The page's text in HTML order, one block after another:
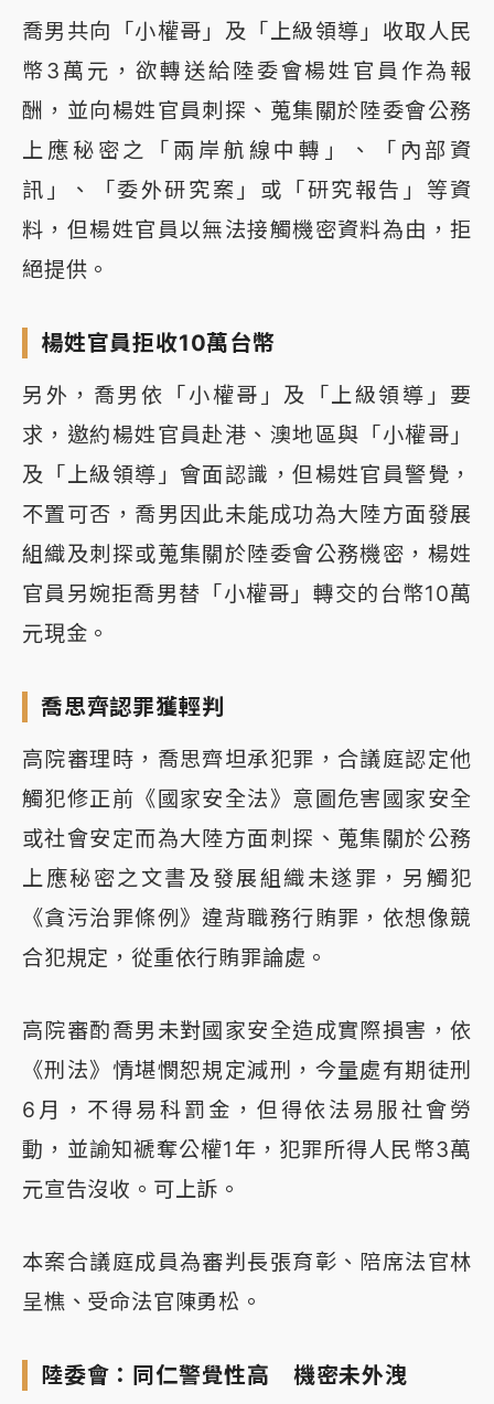
喬男共向「小權哥」及「上級領導」收取人民
幣3萬元，欲轉送給陸委會楊姓官員作為報
酬，並向楊姓官員刺探、蒐集關於陸委會公務
上應秘密之「兩岸航線中轉」、「內部資
訊」、「委外研究案」或「研究報告」等資
料，但楊姓官員以無法接觸機密資料為由，拒
絕提供。
楊姓官員拒收10萬台幣
另外，喬男依「小權哥」及「上級領導」要
求，邀約楊姓官員赴港、澳地區與「小權哥」
及「上級領導」會面認識，但楊姓官員警覺，
不置可否，喬男因此未能成功為大陸方面發展
組織及刺探或蒐集關於陸委會公務機密，楊姓
官員另婉拒喬男替「小權哥」轉交的台幣10萬
元現金。
喬思齊認罪獲輕判
高院審理時，喬思齊坦承犯罪，合議庭認定他
觸犯修正前《國家安全法》意圖危害國家安全
或社會安定而為大陸方面刺探、蒐集關於公務
上應秘密之文書及發展組織未遂罪，另觸犯
《貪污治罪條例》違背職務行賄罪，依想像競
合犯規定，從重依行賄罪論處。
高院審酌喬男未對國家安全造成實際損害，依
《刑法》情堪憫恕規定減刑，今量處有期徒刑
6月，不得易科罰金，但得依法易服社會勞
動，並諭知褫奪公權1年，犯罪所得人民幣3萬
元宣告沒收。可上訴。
本案合議庭成員為審判長張育彰、陪席法官林
呈樵、受命法官陳勇松。
陸委會：同仁警覺性高 機密未外洩